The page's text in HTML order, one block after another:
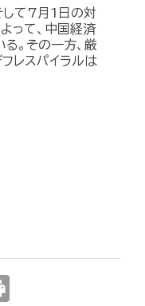
して7月1日の対
って、中国経済
る。その一方、厳
レスパイラルは